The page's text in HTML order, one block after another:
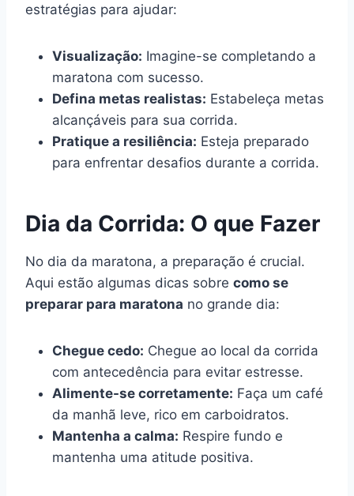
estratégias para ajudar:
Visualização: Imagine-se completando a
maratona com sucesso.
Defina metas realistas: Estabeleça metas
alcançáveis para sua corrida.
Pratique a resiliência: Esteja preparado
para enfrentar desafios durante a corrida.
Dia da Corrida: O que Fazer
No dia da maratona, a preparação é crucial.
Aqui estão algumas dicas sobre como se
preparar para maratona no grande dia:
Chegue cedo: Chegue ao local da corrida
com antecedência para evitar estresse.
Alimente-se corretamente: Faça um café
da manhã leve, rico em carboidratos.
Mantenha a calma: Respire fundo e
mantenha uma atitude positiva.